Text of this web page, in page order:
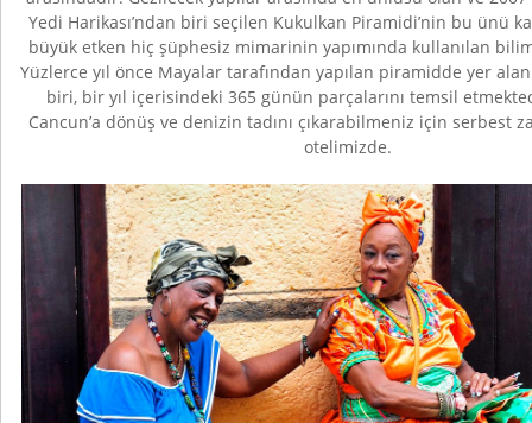
Yedi Harikası’ndan biri seçilen Kukulkan Piramidi’nin bu ünü
büyük etken hiç şüphesiz mimarinin yapımında kullanılan
Yüzlerce yıl önce Mayalar tarafından yapılan piramidde yer
biri, bir yıl içerisindeki 365 günün parçalarını temsil
Cancun’a dönüş ve denizin tadını çıkarabilmeniz için serbest
otelimizde.